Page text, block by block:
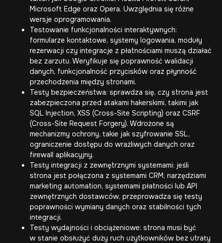
Microsoft Edge oraz Opera. Uwzględnia się różne
wersje oprogramowania.
Testowanie funkcjonalności interaktywnych:
formularze kontaktowe, systemy logowania, moduły
rezerwacji czy integracje z płatnościami muszą działać
bez zarzutu. Weryfikuje się poprawność walidacji
danych, funkcjonalność przycisków oraz płynność
przechodzenia między stronami.
Testy bezpieczeństwa: sprawdza się, czy strona jest
zabezpieczona przed atakami hakerskimi, takimi jak
SQL Injection, XSS (Cross-Site Scripting) oraz CSRF
(Cross-Site Request Forgery). Wdrożone są
mechanizmy ochrony, takie jak szyfrowanie SSL,
ograniczenie dostępu do wrażliwych danych oraz
firewall aplikacyjny.
Testy integracji z zewnętrznymi systemami: jeśli
strona jest połączona z systemami CRM, narzędziami
marketing automation, systemami płatności lub API
zewnętrznych dostawców, przeprowadza się testy
poprawności wymiany danych oraz stabilności tych
integracji.
Testy wydajności i obciążeniowe: strona musi być
w stanie obsłużyć duży ruch użytkowników bez utraty